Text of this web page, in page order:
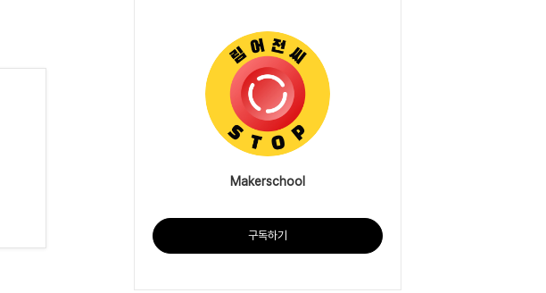
Makerschool
구독하기